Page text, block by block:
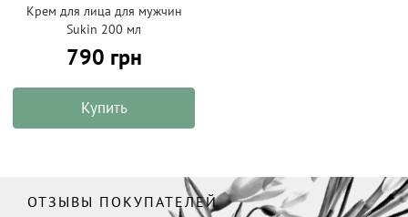
Крем для лица для мужчин
Sukin 200 мл
790 грн
Купить
ОТЗЫВЫ ПОКУПАТЕЛЕЙ